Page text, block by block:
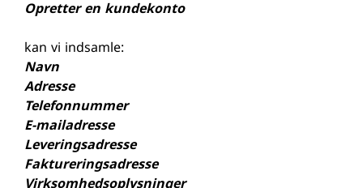
Opretter en kundekonto
kan vi indsamle:
Navn
Adresse
Telefonnummer
E-mailadresse
Leveringsadresse
Faktureringsadresse
Virksomhedsoplysninger